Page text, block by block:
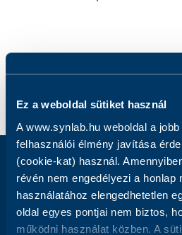
Ez a weboldal sütiket használ
A www.synlab.hu weboldal a
felhasználói élmény javítása
(cookie-kat) használ.
révén nem engedélyezi a honlap
használatához elengedhetetlen
oldal egyes pontjai nem biztos,
működni használat közben. A
Iratkozzon fel
Email
Address